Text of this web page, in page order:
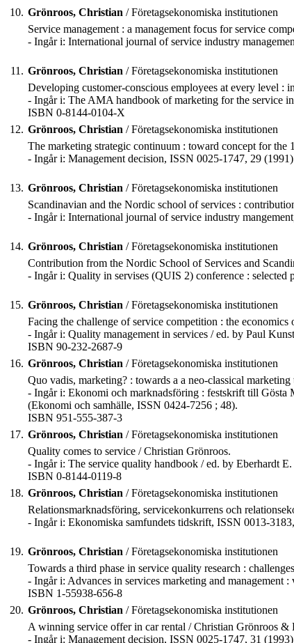
10. Grönroos, Christian / Företagsekonomiska institutionen
Service management : a management focus for service
- Ingår i: International journal of service industry
11. Grönroos, Christian / Företagsekonomiska institutionen
Developing customer-conscious employees at every level
- Ingår i: The AMA handbook of marketing for the service
ISBN 0-8144-0104-X
12. Grönroos, Christian / Företagsekonomiska institutionen
The marketing strategic continuum : toward concept for the
- Ingår i: Management decision, ISSN 0025-1747, 29
13. Grönroos, Christian / Företagsekonomiska institutionen
Scandinavian and the Nordic school of services :
- Ingår i: International journal of service industry
14. Grönroos, Christian / Företagsekonomiska institutionen
Contribution from the Nordic School of Services and
- Ingår i: Quality in servises (QUIS 2) conference :
15. Grönroos, Christian / Företagsekonomiska institutionen
Facing the challenge of service competition : the economics
- Ingår i: Quality management in services / ed. by Paul
ISBN 90-232-2687-9
16. Grönroos, Christian / Företagsekonomiska institutionen
Quo vadis, marketing? : towards a a neo-classical
- Ingår i: Ekonomi och marknadsföring : festskrift till
(Ekonomi och samhälle, ISSN 0424-7256 ; 48).
ISBN 951-555-387-3
17. Grönroos, Christian / Företagsekonomiska institutionen
Quality comes to service / Christian Grönroos.
- Ingår i: The service quality handbook / ed. by Eberhardt
ISBN 0-8144-0119-8
18. Grönroos, Christian / Företagsekonomiska institutionen
Relationsmarknadsföring, servicekonkurrens och
- Ingår i: Ekonomiska samfundets tidskrift, ISSN 0013-
19. Grönroos, Christian / Företagsekonomiska institutionen
Towards a third phase in service quality research :
- Ingår i: Advances in services marketing and
ISBN 1-55938-656-8
20. Grönroos, Christian / Företagsekonomiska institutionen
A winning service offer in car rental / Christian Grönroos &
- Ingår i: Management decision, ISSN 0025-1747, 31